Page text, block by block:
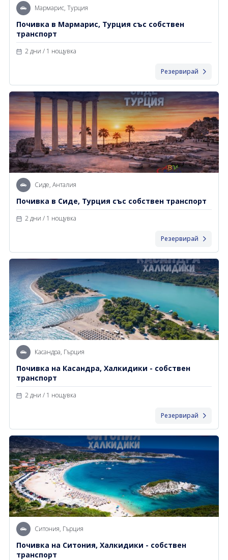
Мармарис, Турция
Почивка в Мармарис, Турция със собствен
транспорт
2 дни / 1 нощувка
Резервирай
Сиде, Анталия
Почивка в Сиде, Турция със собствен транспорт
2 дни / 1 нощувка
Резервирай
Касандра, Гърция
Почивка на Касандра, Халкидики - собствен
транспорт
2 дни / 1 нощувка
Резервирай
Ситония, Гърция
Почивка на Ситония, Халкидики - собствен
транспорт